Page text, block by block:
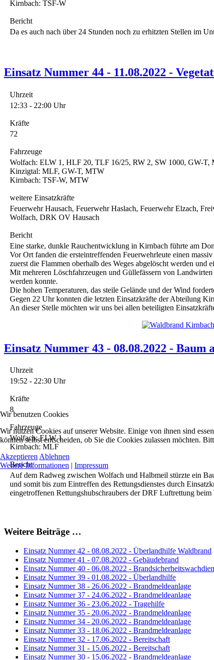
Kirnbach: TSF-W
Bericht
Da es auch nach über 24 Stunden noch zu erhitzten Stellen im
Einsatz Nummer 44 - 11.08.2022 -
Uhrzeit
12:33 - 22:00 Uhr
Kräfte
72
Fahrzeuge
Wolfach: ELW 1, HLF 20, TLF 16/25, RW 2, SW 1000, GW-T,
Kinzigtal: MLF, GW-T, MTW
Kirnbach: TSF-W, MTW
weitere Einsatzkräfte
Feuerwehr Hausach, Feuerwehr Haslach, Feuerwehr Elzach,
Wolfach, DRK OV Hausach
Bericht
Eine starke, dunkle Rauchentwicklung in Kirnbach führte am
Vor Ort fanden die ersteintreffenden Feuerwehrleute einen
zuerst die Flammen oberhalb des Weges abgelöscht werden und
Mit mehreren Löschfahrzeugen und Güllefässern von
werden konnte.
Die hohen Temperaturen, das steile Gelände und der Wind
Gegen 22 Uhr konnten die letzten Einsatzkräfte der Abteilung
An dieser Stelle möchten wir uns bei allen beteiligten
Einsatz Nummer 43 - 08.08.2022 - Baum
Uhrzeit
19:52 - 22:30 Uhr
Kräfte
8
Fahrzeuge
Wolfach: ELW 1
Kirnbach: MLF
Bericht
Auf dem Radweg zwischen Wolfach und Halbmeil stürzte ein
und somit bis zum Eintreffen des Rettungsdienstes durch
eingetroffenen Rettungshubschraubers der DRF Luftrettung
Weitere Beiträge …
Einsatz Nummer 42 - 08.08.2022 - Überlandhilfe Waldbrand
Einsatz Nummer 41 - 07.08.2022 - Gebäudebrand
Einsatz Nummer 40 - 06.08.2022 -
Einsatz Nummer 39 - 01.08.2022 - Überlandhilfe
Einsatz Nummer 38 - 26.06.2022 - Brandmeldeanlage
Einsatz Nummer 37 - 24.06.2022 - Brandmeldeanlage
Einsatz Nummer 36 - 23.06.2022 - Tragehilfe
Einsatz Nummer 35 - 20.06.2022 - Brandmeldeanlage
Einsatz Nummer 34 - 20.06.2022 - Brandmeldeanlage
Einsatz Nummer 33 - 18.06.2022 - Brandmeldeanlage
Einsatz Nummer 32 - 17.06.2022 - Bereitschaft
Einsatz Nummer 31 - 15.06.2022 - Bereitschaft
Einsatz Nummer 30 - 15.06.2022 - Brandmeldeanlage
Wir benutzen Cookies
Wir nutzen Cookies auf unserer Website. Einige von ihnen sind
können selbst entscheiden, ob Sie die Cookies zulassen möchten.
Akzeptieren Ablehnen
Weitere Informationen | Impressum